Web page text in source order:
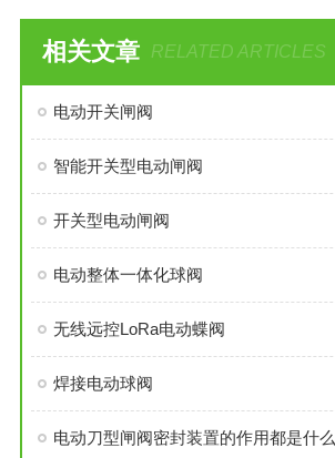
相关文章 RELATED ARTICLES
电动开关闸阀
智能开关型电动闸阀
开关型电动闸阀
电动整体一体化球阀
无线远控LoRa电动蝶阀
焊接电动球阀
电动刀型闸阀密封装置的作用都是什么